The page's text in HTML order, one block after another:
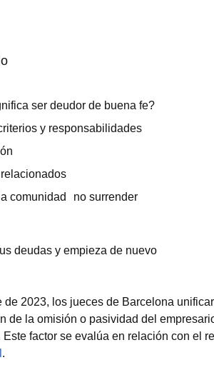
ser deudor de buena fe?
y responsabilidades
comunidad no surrender
deudas y empieza de nuevo
de 2023, los jueces de Barcelona
de la omisión o pasividad del
factor se evalúa en relación con el
.